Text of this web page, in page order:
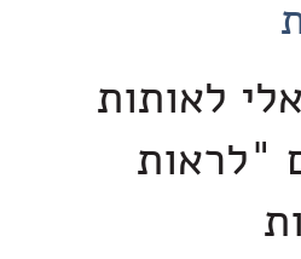
לאותות
"לראות